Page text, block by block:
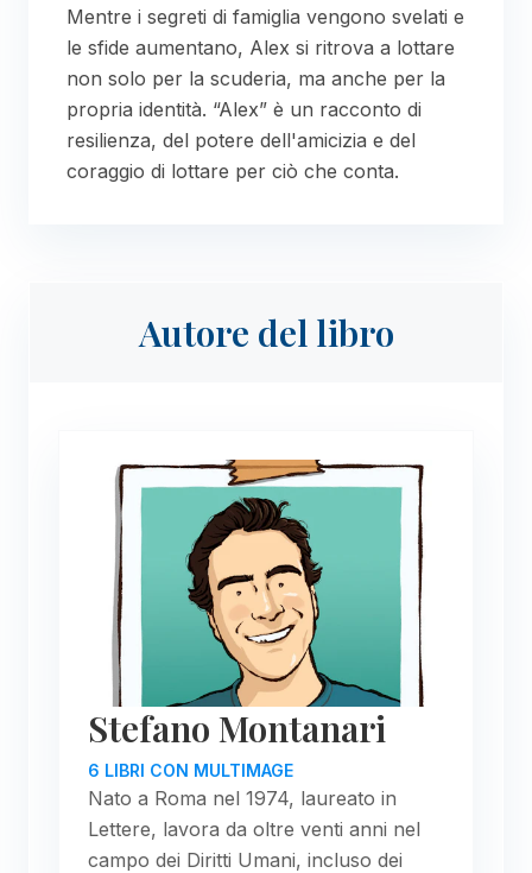
Mentre i segreti di famiglia vengono svelati e
le sfide aumentano, Alex si ritrova a lottare
non solo per la scuderia, ma anche per la
propria identità. “Alex” è un racconto di
resilienza, del potere dell'amicizia e del
coraggio di lottare per ciò che conta.
Autore del libro
Stefano Montanari
6 LIBRI CON MULTIMAGE
Nato a Roma nel 1974, laureato in
Lettere, lavora da oltre venti anni nel
campo dei Diritti Umani, incluso dei